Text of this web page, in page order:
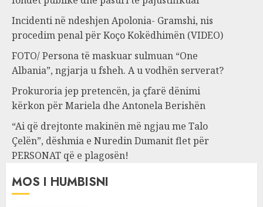
Incidenti në ndeshjen Apolonia- Gramshi, nis
procedim penal për Koço Kokëdhimën (VIDEO)
FOTO/ Persona të maskuar sulmuan “One
Albania”, ngjarja u fsheh. A u vodhën serverat?
Prokuroria jep pretencën, ja çfarë dënimi
kërkon për Mariela dhe Antonela Berishën
“Ai që drejtonte makinën më ngjau me Talo
Çelën”, dëshmia e Nuredin Dumanit flet për
PERSONAT që e plagosën!
MOS I HUMBISNI